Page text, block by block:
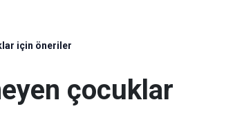
için öneriler
çocuklar